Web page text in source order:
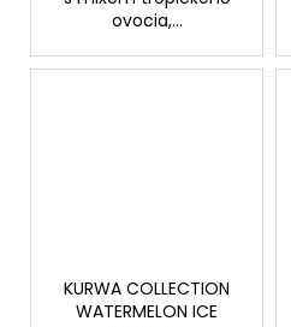
ovocia,...
KURWA COLLECTION
WATERMELON ICE